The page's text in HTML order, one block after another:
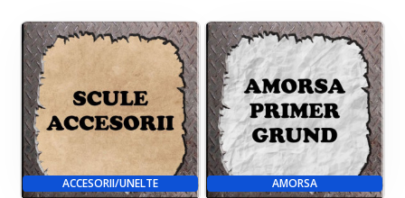
ACCESORII/UNELTE AMORSA